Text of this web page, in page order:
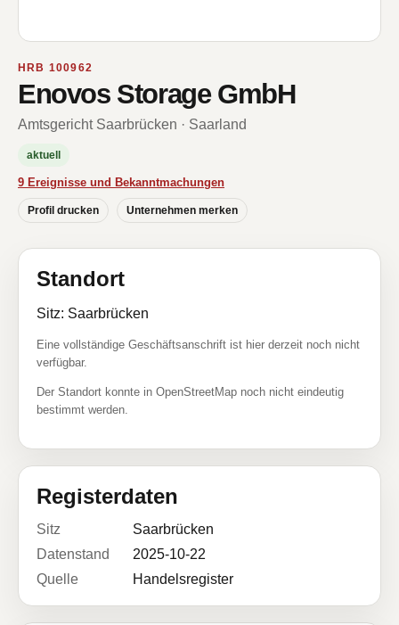
HRB 100962
Enovos Storage GmbH
Amtsgericht Saarbrücken · Saarland
aktuell
9 Ereignisse und Bekanntmachungen
Profil drucken Unternehmen merken
Standort
Sitz: Saarbrücken
Eine vollständige Geschäftsanschrift ist hier derzeit noch nicht
verfügbar.
Der Standort konnte in OpenStreetMap noch nicht eindeutig
bestimmt werden.
Registerdaten
Sitz
Saarbrücken
Datenstand
2025-10-22
Quelle
Handelsregister